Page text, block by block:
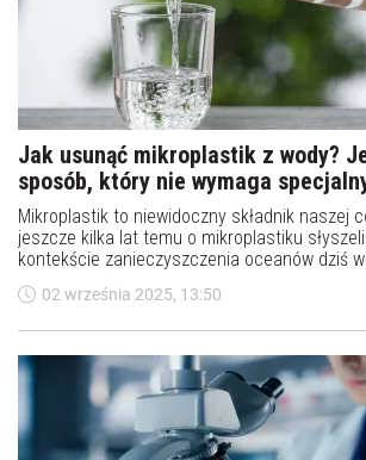
Jak usunąć mikroplastik z wody?
sposób, który nie wymaga
Mikroplastik to niewidoczny składnik naszej
jeszcze kilka lat temu o mikroplastiku
kontekście zanieczyszczenia oceanów dziś
jest znacznie bliżej nas – i to dosłownie.
że istnieją sposoby na pozbycie się
02 września 2025, 13:50